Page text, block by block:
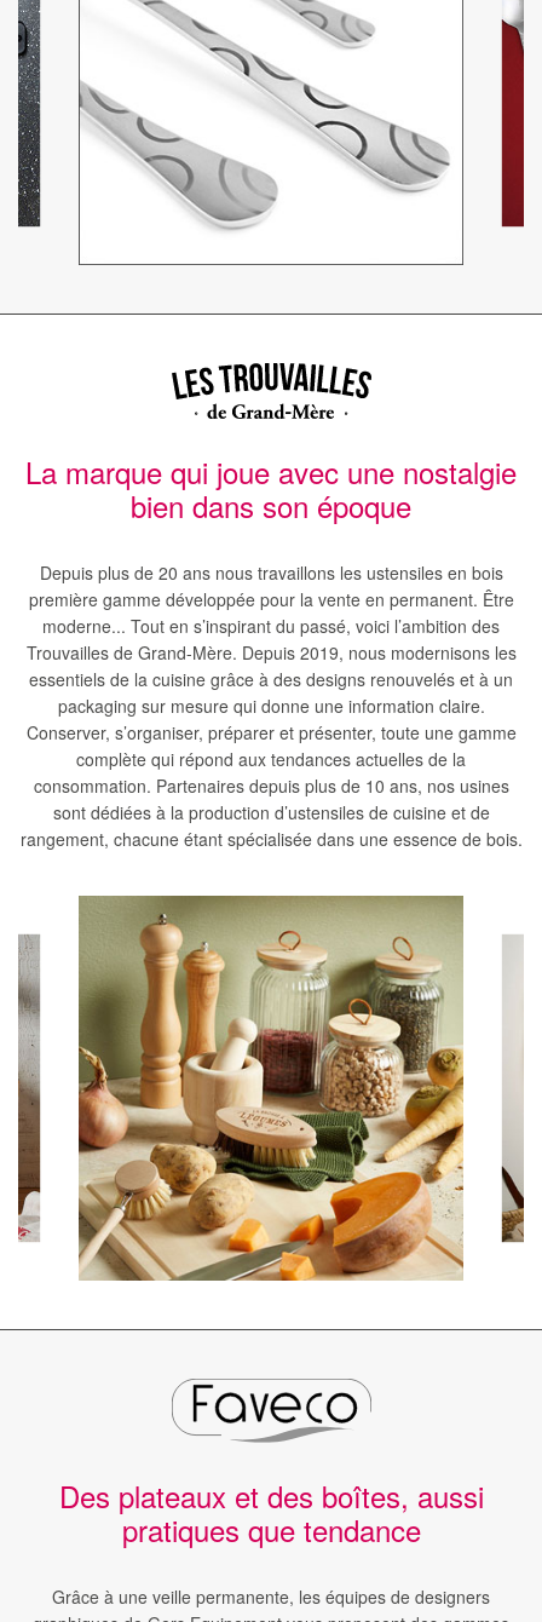
La marque qui joue avec une nostalgie
bien dans son époque
Depuis plus de 20 ans nous travaillons les ustensiles en bois
première gamme développée pour la vente en permanent. Être
moderne... Tout en s’inspirant du passé, voici l’ambition des
Trouvailles de Grand-Mère. Depuis 2019, nous modernisons les
essentiels de la cuisine grâce à des designs renouvelés et à un
packaging sur mesure qui donne une information claire.
Conserver, s’organiser, préparer et présenter, toute une gamme
complète qui répond aux tendances actuelles de la
consommation. Partenaires depuis plus de 10 ans, nos usines
sont dédiées à la production d’ustensiles de cuisine et de
rangement, chacune étant spécialisée dans une essence de bois.
Des plateaux et des boîtes, aussi
pratiques que tendance
Grâce à une veille permanente, les équipes de designers